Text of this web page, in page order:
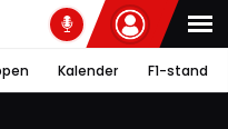
Kalender F1-stand